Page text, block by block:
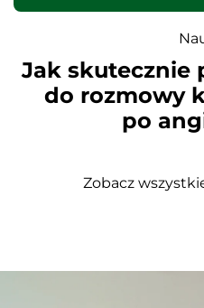
Jak skutecznie
do rozmowy
po
Zobacz